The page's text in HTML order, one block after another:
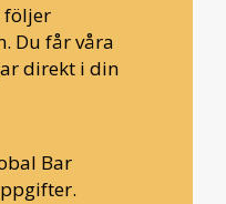
följer
Du får våra
direkt i din
Bar